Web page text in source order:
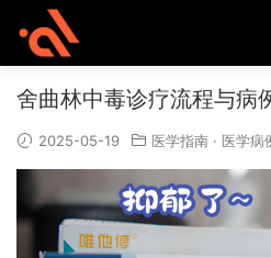
舍曲林中毒诊疗流程与病
2025-05-19 医学指南 · 医学病